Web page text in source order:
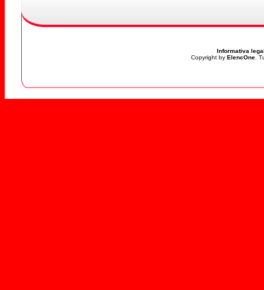
Informativa
Copyright by ElencOne.